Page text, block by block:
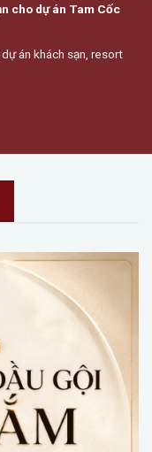
cho dự án Tam Cốc
án khách sạn, resort